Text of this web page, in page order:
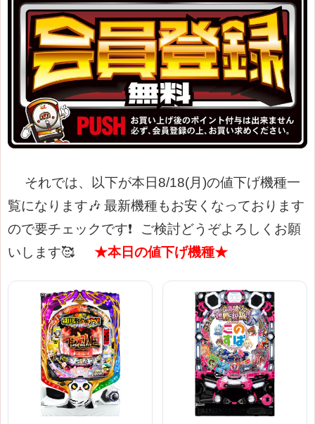
それでは、以下が本日8/18(月)の値下げ機種一
覧になります🎶 最新機種もお安くなっております
ので要チェックです❗
ご検討どうぞよろしくお願
いします🥰
★本日の値下げ機種★